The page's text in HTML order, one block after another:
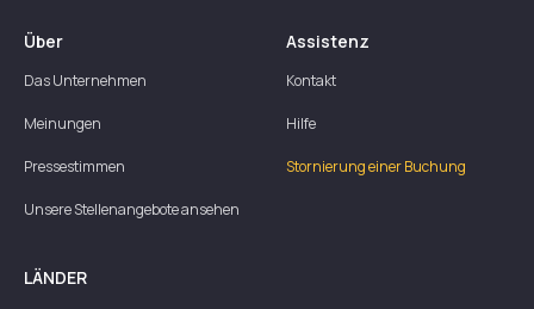
Über
Das Unternehmen
Meinungen
Pressestimmen
Unsere Stellenangebote ansehen
Assistenz
Kontakt
Hilfe
Stornierung einer Buchung
LÄNDER